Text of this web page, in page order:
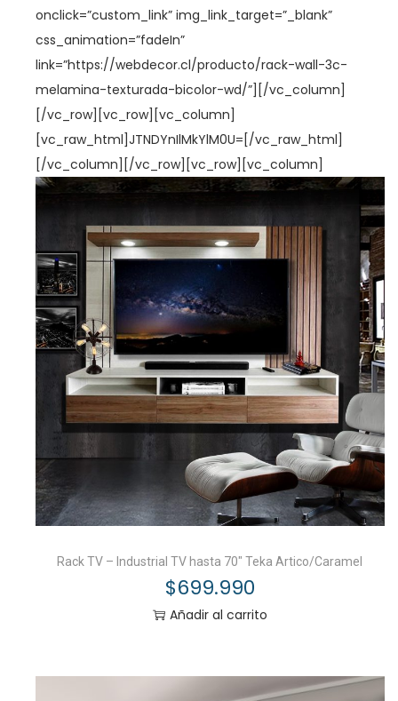
onclick=”custom_link” img_link_target=”_blank”
css_animation=”fadeIn”
link=”https://webdecor.cl/producto/rack-wall-3c-
melamina-texturada-bicolor-wd/”][/vc_column]
[/vc_row][vc_row][vc_column]
[vc_raw_html]JTNDYnIlMkYlM0U=[/vc_raw_html]
[/vc_column][/vc_row][vc_row][vc_column]
Rack TV – Industrial TV hasta 70″ Teka Artico/Caramel
$699.990
Añadir al carrito